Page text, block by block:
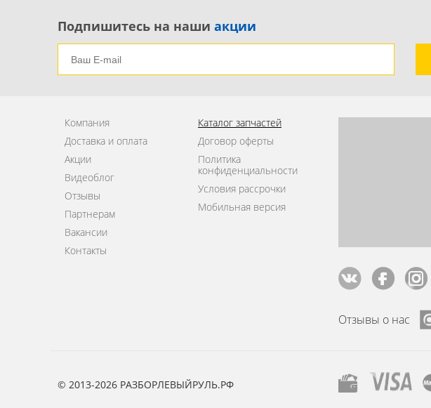
Подпишитесь на наши акции
Компания
Доставка и оплата
Акции
Видеоблог
Отзывы
Партнерам
Вакансии
Контакты
Каталог запчастей
Договор оферты
Политика
конфиденциальности
Условия рассрочки
Мобильная версия
Отзывы о нас
© 2013-2026 РАЗБОРЛЕВЫЙРУЛЬ.РФ